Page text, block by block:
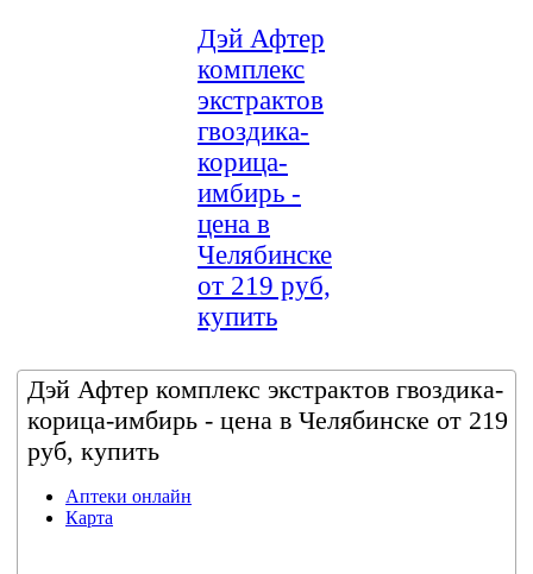
Дэй Афтер
комплекс
экстрактов
гвоздика-
корица-
имбирь -
цена в
Челябинске
от 219 руб,
купить
Дэй Афтер комплекс экстрактов гвоздика-
корица-имбирь - цена в Челябинске от 219
руб, купить
Аптеки онлайн
Карта